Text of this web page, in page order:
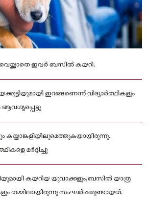
ഇവര്‍ ബസില്‍ കയറി.
ഇറങ്ങണെന്ന് വിദ്യാര്‍ത്ഥികളും
കയ്യാങ്കളിയിലുമെത്തുകയായിരുന്നു.
മര്‍ദ്ദിച്ചു
കയറിയ യുവാക്കളും,ബസിൽ യാത്ര
തമ്മിലായിരുന്നു സംഘര്‍ഷമുണ്ടായത്.